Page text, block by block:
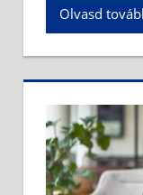
Olvasd